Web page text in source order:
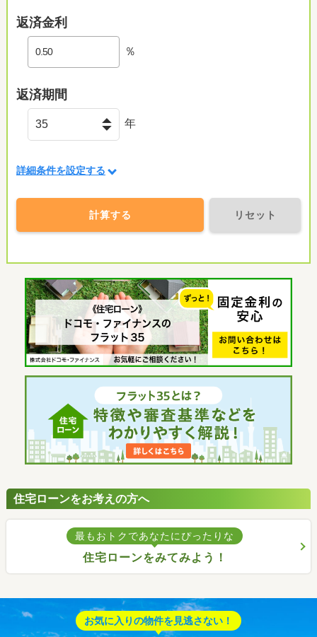
返済金利
％
返済期間
年
詳細条件を設定する
計算する リセット
住宅ローンをお考えの方へ
最もおトクであなたにぴったりな
住宅ローンをみてみよう！
お気に入りの物件を見逃さない！